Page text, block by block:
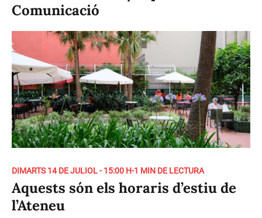
Comunicació
DIMARTS 14 DE JULIOL - 15:00 H-1 MIN DE LECTURA
Aquests són els horaris d’estiu de
l’Ateneu